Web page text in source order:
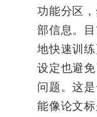
功能分区
部信息。
地快速训
设定也避
问题。这
能像论文